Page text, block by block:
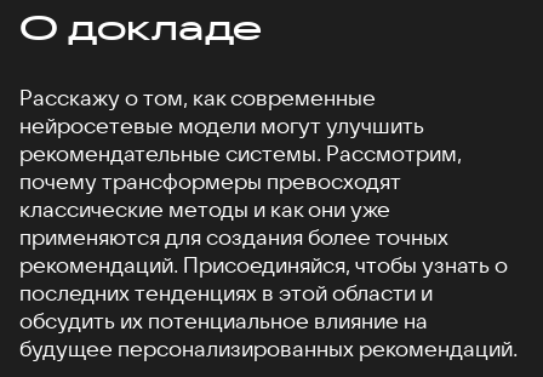
О докладе
Расскажу о том, как современные
нейросетевые модели могут улучшить
рекомендательные системы. Рассмотрим,
почему трансформеры превосходят
классические методы и как они уже
применяются для создания более точных
рекомендаций. Присоединяйся, чтобы узнать о
последних тенденциях в этой области и
обсудить их потенциальное влияние на
будущее персонализированных рекомендаций.